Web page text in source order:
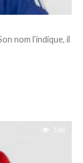
nom l’indique, il
3.8K